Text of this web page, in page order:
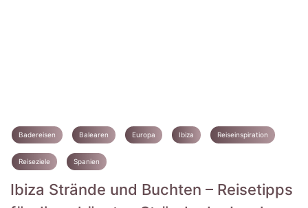
Badereisen Balearen Europa Ibiza Reiseinspiration
Reiseziele Spanien
Ibiza Strände und Buchten – Reisetipps